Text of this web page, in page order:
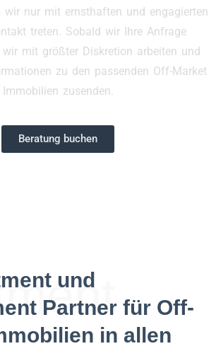
wir nur mit ernsthaften und engagierten
treten. Sobald wir Ihre Anfrage
wir mit größter Diskretion arbeiten und
zu den passenden Off-Market
Immobilien zusenden.
Beratung buchen
und
Partner für Off-
in allen